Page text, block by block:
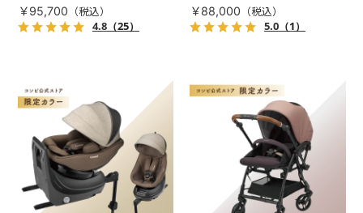
￥95,700
4.8（25）
￥88,000
5.0（1）